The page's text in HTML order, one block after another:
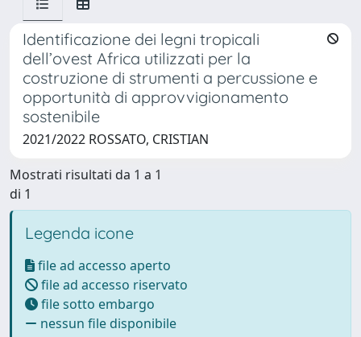
Identificazione dei legni tropicali
dell’ovest Africa utilizzati per la
costruzione di strumenti a percussione e
opportunità di approvvigionamento
sostenibile
2021/2022 ROSSATO, CRISTIAN
Mostrati risultati da 1 a 1
di 1
Legenda icone
file ad accesso aperto
file ad accesso riservato
file sotto embargo
nessun file disponibile